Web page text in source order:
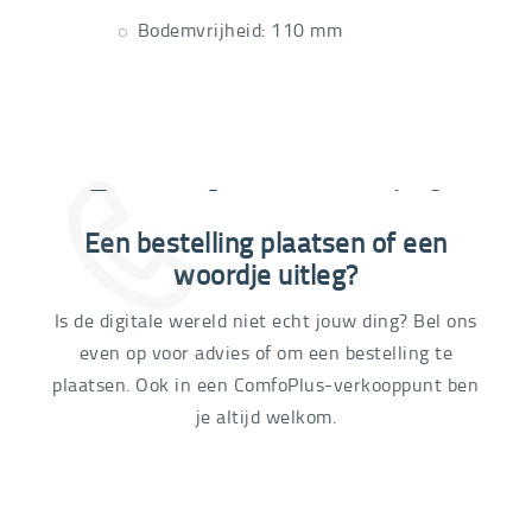
Bodemvrijheid: 110 mm
03 292 21 60
Een bestelling plaatsen of een
woordje uitleg?
Is de digitale wereld niet echt jouw ding? Bel ons
even op voor advies of om een bestelling te
plaatsen. Ook in een ComfoPlus-verkooppunt ben
je altijd welkom.